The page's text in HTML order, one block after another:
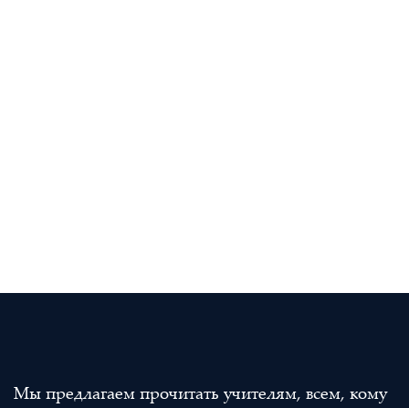
Мы предлагаем прочитать учителям, всем, кому